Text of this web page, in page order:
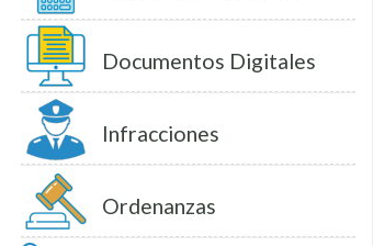
Documentos Digitales
Infracciones
Ordenanzas